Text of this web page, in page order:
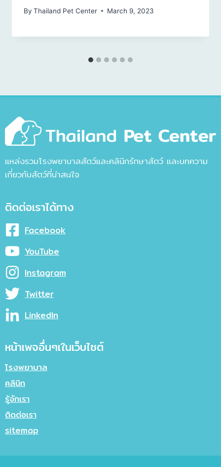
By Thailand Pet Center March 9, 2023
แหล่งรวมโรงพยาบาลสัตว์และคลินิกรักษาสัตว์ และบทความ
เกี่ยวกับสัตว์ที่น่าสนใจ
ติดต่อเราได้ทาง
Facebook
YouTube
Instagram
Twitter
LinkedIn
หน้าเพจอื่นๆเในเว็บไซต์
โรงพยาบาล
คลินิก
รู้จักเรา
ติดต่อเรา
sitemap